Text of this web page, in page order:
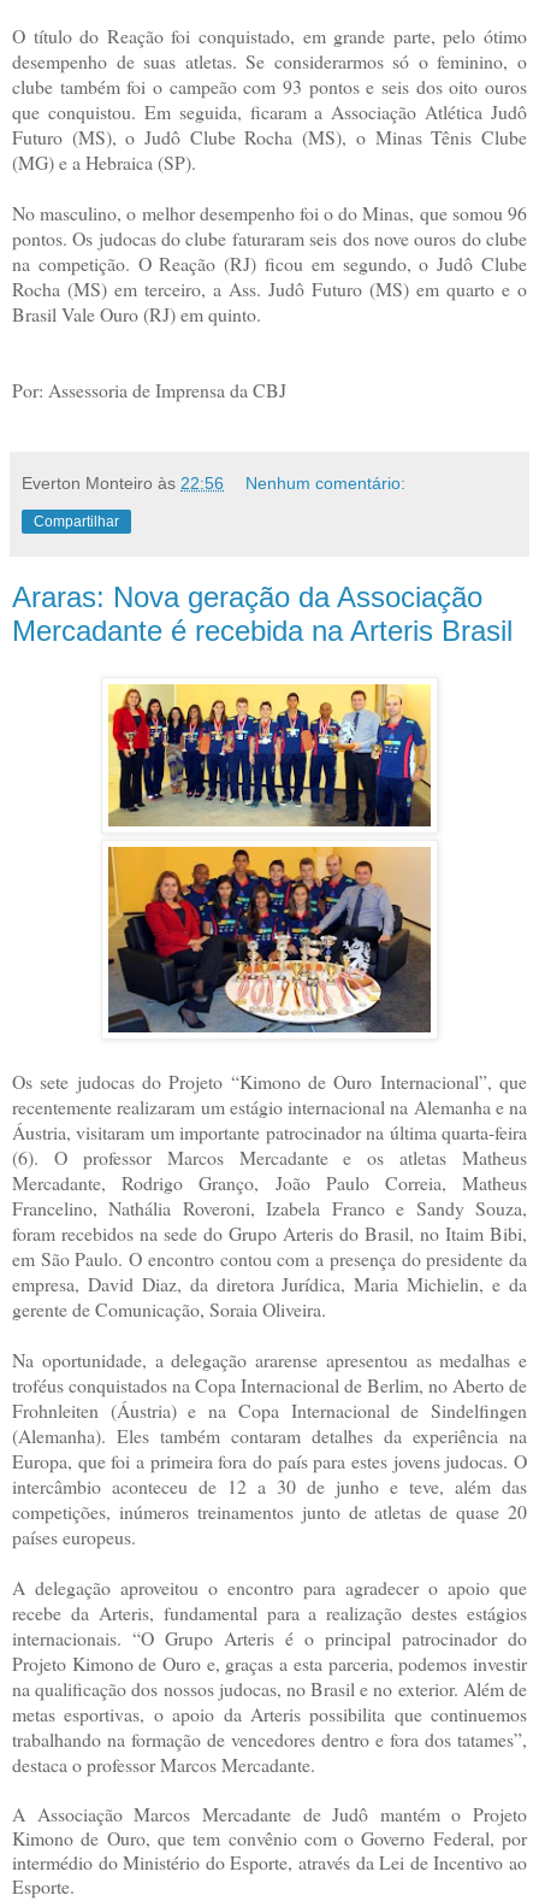
O título do Reação foi conquistado, em grande parte, pelo ótimo
desempenho de suas atletas. Se considerarmos só o feminino, o
clube também foi o campeão com 93 pontos e seis dos oito ouros
que conquistou. Em seguida, ficaram a Associação Atlética Judô
Futuro (MS), o Judô Clube Rocha (MS), o Minas Tênis Clube
(MG) e a Hebraica (SP).
No masculino, o melhor desempenho foi o do Minas, que somou 96
pontos. Os judocas do clube faturaram seis dos nove ouros do clube
na competição. O Reação (RJ) ficou em segundo, o Judô Clube
Rocha (MS) em terceiro, a Ass. Judô Futuro (MS) em quarto e o
Brasil Vale Ouro (RJ) em quinto.
Por: Assessoria de Imprensa da CBJ
Everton Monteiro às 22:56 Nenhum comentário:
Compartilhar
Araras: Nova geração da Associação
Mercadante é recebida na Arteris Brasil
Os sete judocas do Projeto “Kimono de Ouro Internacional”, que
recentemente realizaram um estágio internacional na Alemanha e na
Áustria, visitaram um importante patrocinador na última quarta-feira
(6). O professor Marcos Mercadante e os atletas Matheus
Mercadante, Rodrigo Granço, João Paulo Correia, Matheus
Francelino, Nathália Roveroni, Izabela Franco e Sandy Souza,
foram recebidos na sede do Grupo Arteris do Brasil, no Itaim Bibi,
em São Paulo. O encontro contou com a presença do presidente da
empresa, David Diaz, da diretora Jurídica, Maria Michielin, e da
gerente de Comunicação, Soraia Oliveira.
Na oportunidade, a delegação ararense apresentou as medalhas e
troféus conquistados na Copa Internacional de Berlim, no Aberto de
Frohnleiten (Áustria) e na Copa Internacional de Sindelfingen
(Alemanha). Eles também contaram detalhes da experiência na
Europa, que foi a primeira fora do país para estes jovens judocas. O
intercâmbio aconteceu de 12 a 30 de junho e teve, além das
competições, inúmeros treinamentos junto de atletas de quase 20
países europeus.
A delegação aproveitou o encontro para agradecer o apoio que
recebe da Arteris, fundamental para a realização destes estágios
internacionais. “O Grupo Arteris é o principal patrocinador do
Projeto Kimono de Ouro e, graças a esta parceria, podemos investir
na qualificação dos nossos judocas, no Brasil e no exterior. Além de
metas esportivas, o apoio da Arteris possibilita que continuemos
trabalhando na formação de vencedores dentro e fora dos tatames”,
destaca o professor Marcos Mercadante.
A Associação Marcos Mercadante de Judô mantém o Projeto
Kimono de Ouro, que tem convênio com o Governo Federal, por
intermédio do Ministério do Esporte, através da Lei de Incentivo ao
Esporte.